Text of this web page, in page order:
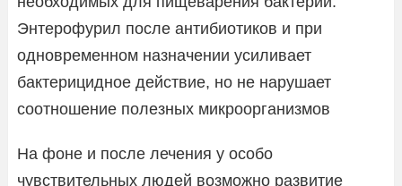
Энтерофурил после антибиотиков и при
одновременном назначении усиливает
бактерицидное действие, но не нарушает
соотношение полезных микроорганизмов
На фоне и после лечения у особо
чувствительных людей возможно развитие